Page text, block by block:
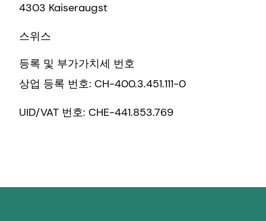
4303 Kaiseraugst
스위스
등록 및 부가가치세 번호
상업 등록 번호: CH-400.3.451.111-0
UID/VAT 번호: CHE-441.853.769